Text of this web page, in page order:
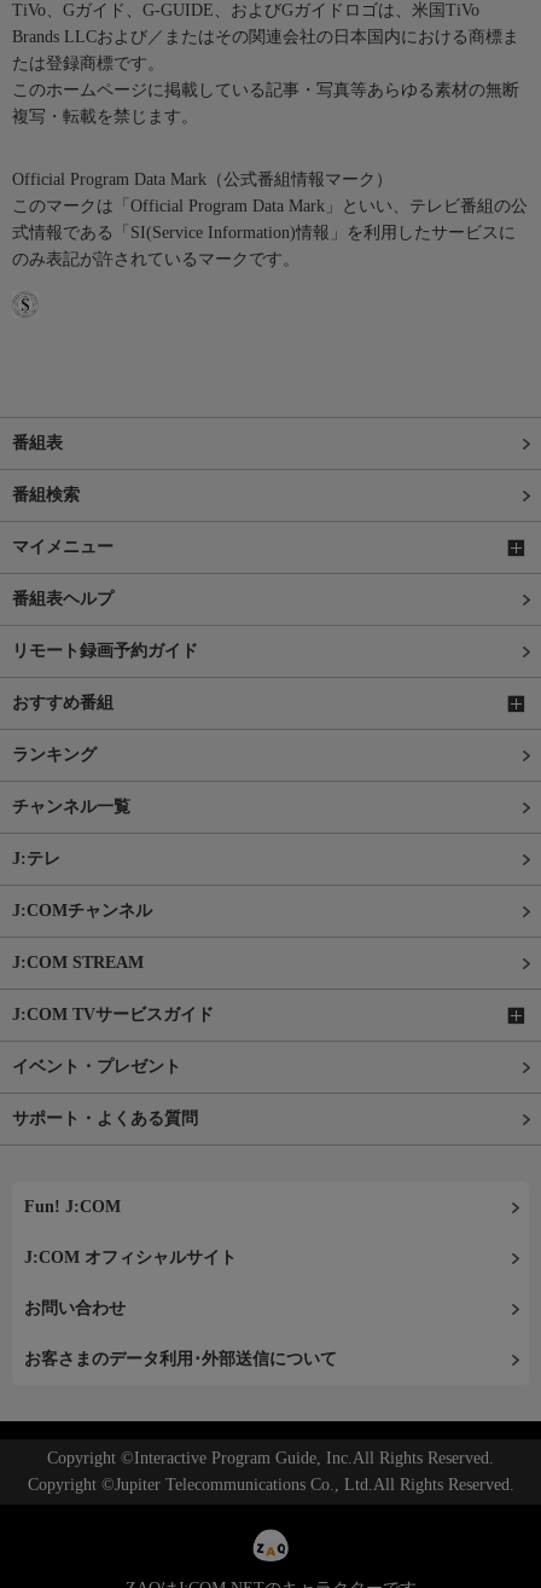
TiVo、Gガイド、G-GUIDE、およびGガイドロゴは、米国TiVo
Brands LLCおよび／またはその関連会社の日本国内における商標ま
たは登録商標です。
このホームページに掲載している記事・写真等あらゆる素材の無断
複写・転載を禁じます。
Official Program Data Mark（公式番組情報マーク）
このマークは「Official Program Data Mark」といい、テレビ番組の公
式情報である「SI(Service Information)情報」を利用したサービスに
のみ表記が許されているマークです。
番組表
番組検索
マイメニュー
番組表ヘルプ
リモート録画予約ガイド
おすすめ番組
ランキング
チャンネル一覧
J:テレ
J:COMチャンネル
J:COM STREAM
J:COM TVサービスガイド
イベント・プレゼント
サポート・よくある質問
Fun! J:COM
J:COM オフィシャルサイト
お問い合わせ
お客さまのデータ利用･外部送信について
Copyright ©Interactive Program Guide, Inc.All Rights Reserved.
Copyright ©Jupiter Telecommunications Co., Ltd.All Rights Reserved.